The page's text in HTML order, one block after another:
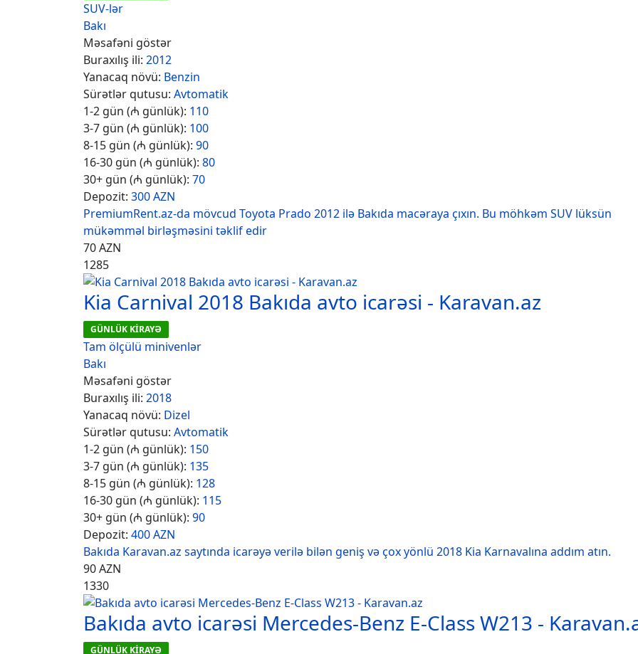
SUV-lər
Bakı
Məsafəni göstər
Buraxılış ili: 2012
Yanacaq növü: Benzin
Sürətlər qutusu: Avtomatik
1-2 gün (₼ günlük): 110
3-7 gün (₼ günlük): 100
8-15 gün (₼ günlük): 90
16-30 gün (₼ günlük): 80
30+ gün (₼ günlük): 70
Depozit: 300 AZN
PremiumRent.az-da mövcud Toyota Prado 2012 ilə Bakıda macəraya çıxın. Bu möhkəm SUV lüksün
mükəmməl birləşməsini təklif edir
70AZN
1285
Kia Carnival 2018 Bakıda avto icarəsi - Karavan.az
GÜNLÜK KİRAYƏ
Tam ölçülü minivenlər
Bakı
Məsafəni göstər
Buraxılış ili: 2018
Yanacaq növü: Dizel
Sürətlər qutusu: Avtomatik
1-2 gün (₼ günlük): 150
3-7 gün (₼ günlük): 135
8-15 gün (₼ günlük): 128
16-30 gün (₼ günlük): 115
30+ gün (₼ günlük): 90
Depozit: 400 AZN
Bakıda Karavan.az saytında icarəyə verilə bilən geniş və çox yönlü 2018 Kia Karnavalına addım atın.
90AZN
1330
Bakıda avto icarəsi Mercedes-Benz E-Class W213 -
GÜNLÜK KİRAYƏ